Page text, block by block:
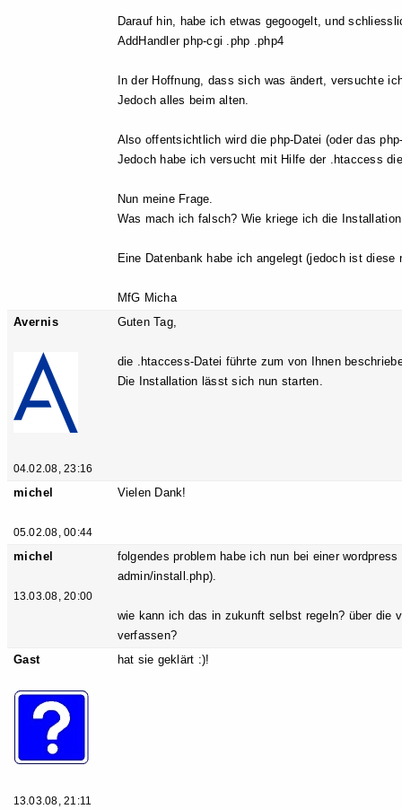
Darauf hin, habe ich etwas gegoogelt, und
AddHandler php-cgi .php .php4
In der Hoffnung, dass sich was ändert, versuchte
Jedoch alles beim alten.
Also offentsichtlich wird die php-Datei (oder das
Jedoch habe ich versucht mit Hilfe der .htaccess
Nun meine Frage.
Was mach ich falsch? Wie kriege ich die
Eine Datenbank habe ich angelegt (jedoch ist diese
MfG Micha
Avernis
04.02.08, 23:16
Guten Tag,
die .htaccess-Datei führte zum von Ihnen
Die Installation lässt sich nun starten.
michel
05.02.08, 00:44
Vielen Dank!
michel
13.03.08, 20:00
folgendes problem habe ich nun bei einer
admin/install.php).
wie kann ich das in zukunft selbst regeln? über die
verfassen?
Gast
13.03.08, 21:11
hat sie geklärt :)!